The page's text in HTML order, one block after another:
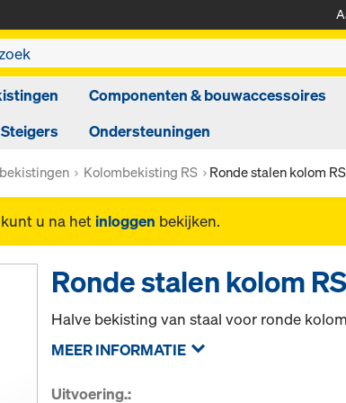
Componenten & bouwaccessoires
Steigers Ondersteuningen
Kolombekisting RS Ronde stalen kolom
u na het inloggen bekijken.
Ronde stalen kolom
Halve bekisting van staal voor ronde
MEER INFORMATIE
Uitvoering.: